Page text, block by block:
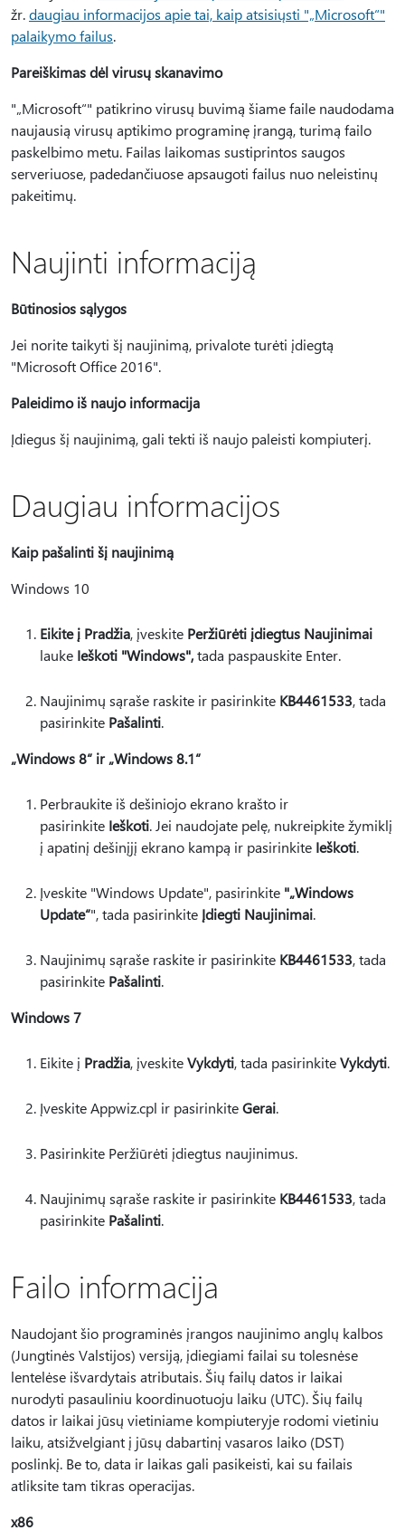
žr.daugiau informacijos apie tai, kaip atsisiųsti "„Microsoft“"
palaikymo failus.
Pareiškimas dėl virusų skanavimo
"„Microsoft“" patikrino virusų buvimą šiame faile naudodama
naujausią virusų aptikimo programinę įrangą, turimą failo
paskelbimo metu. Failas laikomas sustiprintos saugos
serveriuose, padedančiuose apsaugoti failus nuo neleistinų
pakeitimų.
Naujinti informaciją
Būtinosios sąlygos
Jei norite taikyti šį naujinimą, privalote turėti įdiegtą
"Microsoft Office 2016".
Paleidimo iš naujo informacija
Įdiegus šį naujinimą, gali tekti iš naujo paleisti kompiuterį.
Daugiau informacijos
Kaip pašalinti šį naujinimą
Windows 10
Eikite į Pradžia, įveskite Peržiūrėti įdiegtus Naujinimai
lauke Ieškoti "Windows",tada paspauskite Enter.
Naujinimų sąraše raskite ir pasirinkite KB4461533, tada
pasirinkite Pašalinti.
„Windows 8“ ir „Windows 8.1“
Perbraukite iš dešiniojo ekrano krašto ir
pasirinkite Ieškoti. Jei naudojate pelę, nukreipkite žymiklį
į apatinį dešinįjį ekrano kampą ir pasirinkite Ieškoti.
Įveskite "Windows Update", pasirinkite "„Windows
Update“", tada pasirinkite Įdiegti Naujinimai.
Naujinimų sąraše raskite ir pasirinkite KB4461533, tada
pasirinkite Pašalinti.
Windows 7
Eikite į Pradžia, įveskiteVykdyti, tada pasirinkiteVykdyti.
Įveskite Appwiz.cpl ir pasirinkiteGerai.
Pasirinkite Peržiūrėti įdiegtus naujinimus.
Naujinimų sąraše raskite ir pasirinkite KB4461533, tada
pasirinkite Pašalinti.
Failo informacija
Naudojant šio programinės įrangos naujinimo anglų kalbos
(Jungtinės Valstijos) versiją, įdiegiami failai su tolesnėse
lentelėse išvardytais atributais. Šių failų datos ir laikai
nurodyti pasauliniu koordinuotuoju laiku (UTC). Šių failų
datos ir laikai jūsų vietiniame kompiuteryje rodomi vietiniu
laiku, atsižvelgiant į jūsų dabartinį vasaros laiko (DST)
poslinkį. Be to, data ir laikas gali pasikeisti, kai su failais
atliksite tam tikras operacijas.
x86